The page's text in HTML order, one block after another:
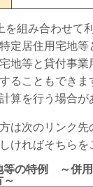
を組み合わせて
定居住用宅地
地等と貸付事業
ることもできま
算を行う場合が
は次のリンク先
ければそちらを
等の特例 ～併
～